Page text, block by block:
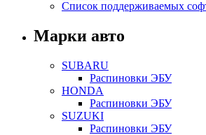
Список поддерживаемых
Марки авто
SUBARU
Распиновки ЭБУ
HONDA
Распиновки ЭБУ
SUZUKI
Распиновки ЭБУ